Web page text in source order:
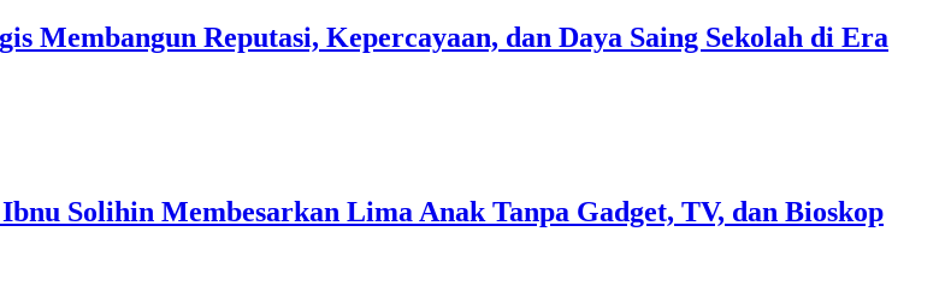
Membangun Reputasi, Kepercayaan, dan Daya Saing Sekolah di Era
Solihin Membesarkan Lima Anak Tanpa Gadget, TV, dan Bioskop